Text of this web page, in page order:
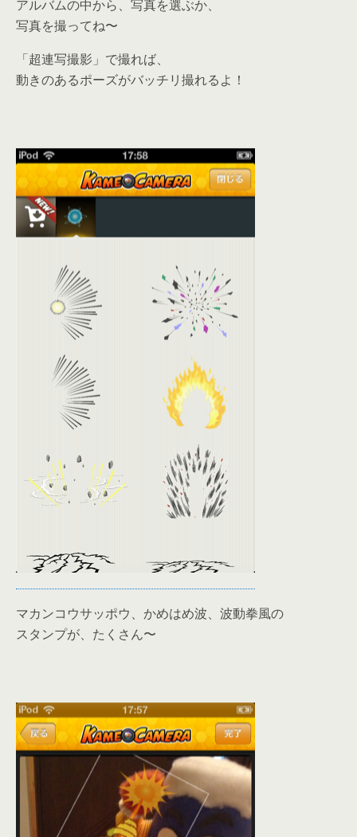
アルバムの中から、写真を選ぶか、
写真を撮ってね〜
「超連写撮影」で撮れば、
動きのあるポーズがバッチリ撮れるよ！
マカンコウサッポウ、かめはめ波、波動拳風の
スタンプが、たくさん〜